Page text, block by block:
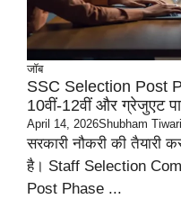
जॉब
SSC Selection Post
10वीं-12वीं और ग्रेजुएट
April 14, 2026Shubham Tiwari
सरकारी नौकरी की तैयारी
है। Staff Selection
Post Phase ...